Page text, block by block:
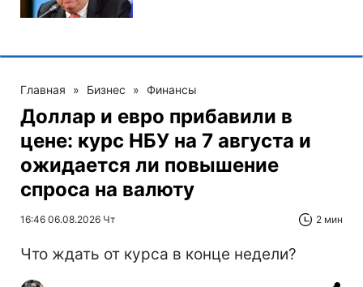
Главная » Бизнес » Финансы
Доллар и евро прибавили в
цене: курс НБУ на 7 августа и
ожидается ли повышение
спроса на валюту
16:46 06.08.2026 Чт 2 мин
Что ждать от курса в конце недели?